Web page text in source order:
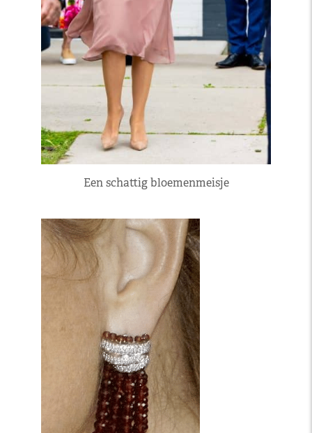
Een schattig bloemenmeisje